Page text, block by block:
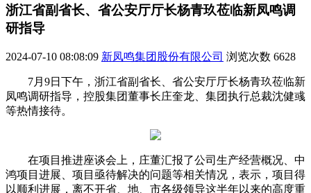
浙江省副省长、省公安厅厅长杨青玖莅临新凤鸣调
研指导
2024-07-10 08:08:09 新凤鸣集团股份有限公司 浏览次数 6628
7月9日下午，浙江省副省长、省公安厅厅长杨青玖莅临新
凤鸣调研指导，控股集团董事长庄奎龙、集团执行总裁沈健彧
等热情接待。
在项目推进座谈会上，庄董汇报了公司生产经营概况、中
鸿项目进展、项目亟待解决的问题等相关情况，表示，项目得
以顺利进展，离不开省、地、市各级领导这半年以来的高度重